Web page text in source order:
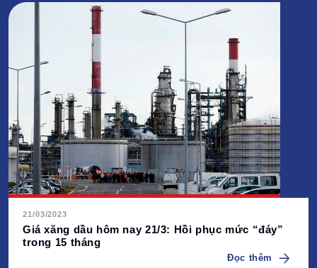
21/03/2023
Giá xăng dầu hôm nay 21/3: Hồi phục mức “đáy”
trong 15 tháng
Đọc thêm